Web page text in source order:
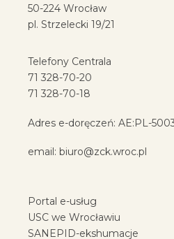
50-224 Wrocław
pl. Strzelecki 19/21
Telefony Centrala
71 328-70-20
71 328-70-18
Adres e-doręczeń: AE:PL-
email: biuro@zck.wroc.pl
Portal e-usług
USC we Wrocławiu
SANEPID-ekshumacje